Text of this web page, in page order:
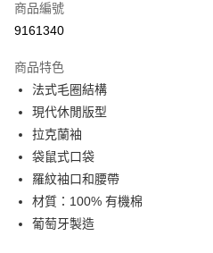
Apple Pay
運送方式
全家店到店
每筆NT$80，滿NT$10,000(含以上)
付款後全家取貨
每筆NT$80，滿NT$10,000(含以上)
7-11店到店
商品編號
9161340
商品特色
法式毛圈結構
現代休閒版型
拉克蘭袖
袋鼠式口袋
羅紋袖口和腰帶
材質：100% 有機棉
葡萄牙製造